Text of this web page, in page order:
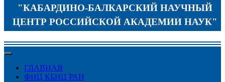
"КАБАРДИНО-БАЛКАРСКИЙ НАУЧНЫЙ
ЦЕНТР РОССИЙСКОЙ АКАДЕМИИ НАУК"
ГЛАВНАЯ
ФНЦ КБНЦ РАН